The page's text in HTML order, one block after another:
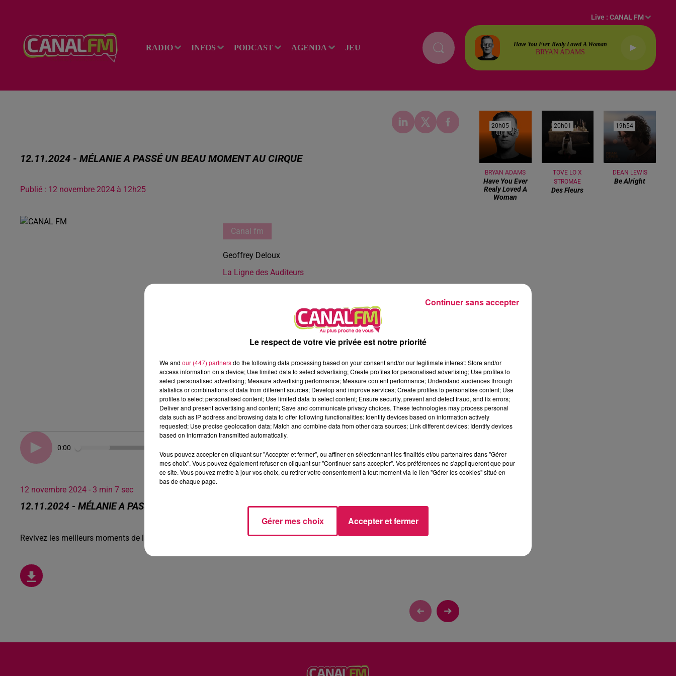
RADIO INFOS PODCAST AGENDA JEU
Live :CANAL FM
Have You Ever Realy Loved A Woman
BRYAN ADAMS
12.11.2024 - MÉLANIE A PASSÉ UN BEAU MOMENT AU CIRQUE
Publié : 12 novembre 2024 à 12h25
Canal fm
Geoffrey Deloux
La Ligne des Auditeurs
0:00
12 novembre 2024 - 3 min 7 sec
12.11.2024 - MÉLANIE A PASSÉ UN BEAU MOMENT AU CIRQUE
Revivez les meilleurs moments de la Ligne des Auditeurs
20h05
20h05
BRYAN ADAMS
Have You Ever
Realy Loved A
Woman
20h01
20h01
TOVE LO X
STROMAE
Des Fleurs
19h54
19h54
DEAN LEWIS
Be Alright
Le respect de votre vie privée est notre priorité
We and our (447) partnersdo the following data processing based on your consent and/or our legitimate interest: Store and/or
access information on a device; Use limited data to select advertising; Create profiles for personalised advertising; Use profiles to
select personalised advertising; Measure advertising performance; Measure content performance; Understand audiences through
statistics or combinations of data from different sources; Develop and improve services; Create profiles to personalise content; Use
profiles to select personalised content; Use limited data to select content; Ensure security, prevent and detect fraud, and fix errors;
Deliver and present advertising and content; Save and communicate privacy choices. These technologies may process personal
data such as IP address and browsing data to offer following functionalities: Identify devices based on information actively
requested; Use precise geolocation data; Match and combine data from other data sources; Link different devices; Identify devices
based on information transmitted automatically.
Vous pouvez accepter en cliquant sur "Accepter et fermer", ou affiner en sélectionnant les finalités et/ou partenaires dans "Gérer
mes choix". Vous pouvez également refuser en cliquant sur "Continuer sans accepter". Vos préférences ne s'appliqueront que pour
ce site. Vous pouvez mettre à jour vos choix, ou retirer votre consentement à tout moment via le lien "Gérer les cookies" situé en
bas de chaque page.
Gérer mes choix Accepter et fermer
Continuer sans accepter